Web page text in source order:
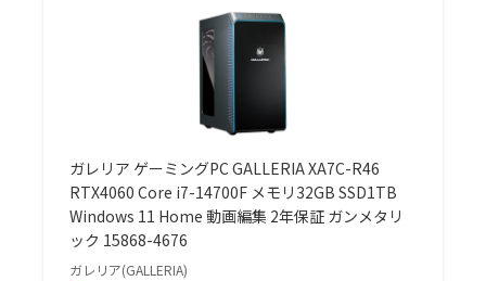
ガレリア ゲーミングPC GALLERIA XA7C-R46
RTX4060 Core i7-14700F メモリ32GB SSD1TB
Windows 11 Home 動画編集 2年保証 ガンメタリ
ック 15868-4676
ガレリア(GALLERIA)